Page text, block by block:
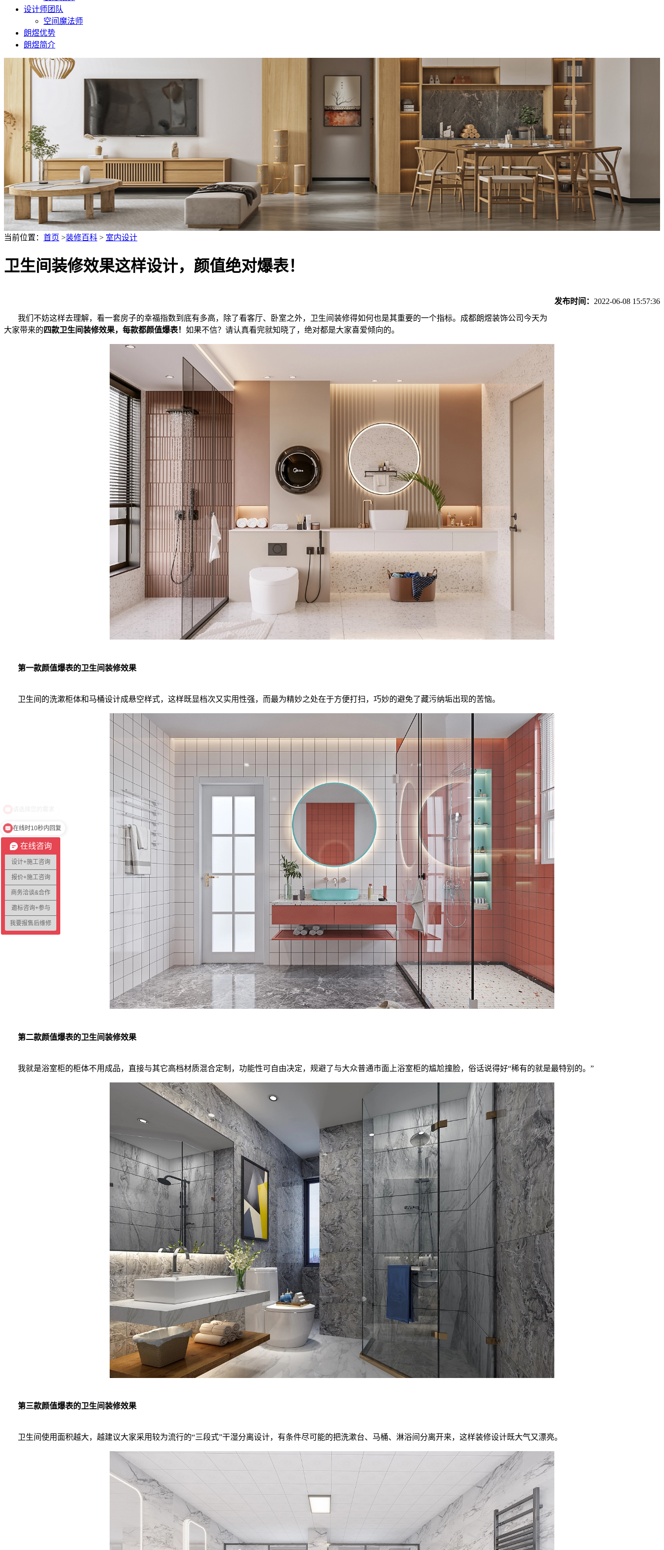
设计师团队
空间魔法师
朗煜优势
朗煜简介
当前位置： 首页 >装修百科 > 室内设计
卫生间装修效果这样设计，颜值绝对爆表！
发布时间： 2022-06-08 15:57:36
我们不妨这样去理解，看一套房子的幸福指数到底有多高，除了看客厅、卧室之外，卫生间装修得如何也是其重要的一个指标。成都朗煜装饰公司今天为
大家带来的 四款卫生间装修效果，每款都颜值爆表！ 如果不信？请认真看完就知晓了，绝对都是大家喜爱倾向的。
第一款颜值爆表的卫生间装修效果
卫生间的洗漱柜体和马桶设计成悬空样式，这样既显档次又实用性强，而最为精妙之处在于方便打扫，巧妙的避免了藏污纳垢出现的苦恼。
第二款颜值爆表的卫生间装修效果
我就是浴室柜的柜体不用成品，直接与其它高档材质混合定制，功能性可自由决定，规避了与大众普通市面上浴室柜的尴尬撞脸，俗话说得好“稀有的就是最特别的。”
第三款颜值爆表的卫生间装修效果
卫生间使用面积越大，越建议大家采用较为流行的“三段式”干湿分离设计，有条件尽可能的把洗漱台、马桶、淋浴间分离开来，这样装修设计既大气又漂亮。
在线咨询
设计+施工咨询
报价+施工咨询
商务洽谈&合作
邀标咨询+参与
我要报售后维修
在线时10秒内回复